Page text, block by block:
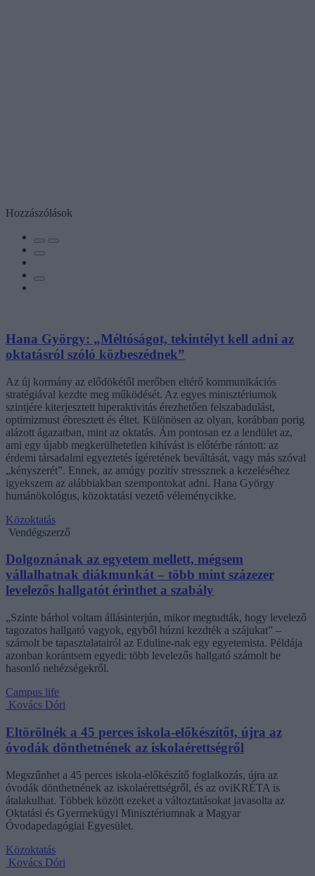
Hozzászólások
Hana György: „Méltóságot, tekintélyt kell adni az
oktatásról szóló közbeszédnek”
Az új kormány az elődökétől merőben eltérő kommunikációs
stratégiával kezdte meg működését. Az egyes minisztériumok
szintjére kiterjesztett hiperaktivitás érezhetően felszabadulást,
optimizmust ébresztett és éltet. Különösen az olyan, korábban porig
alázott ágazatban, mint az oktatás. Ám pontosan ez a lendület az,
ami egy újabb megkerülhetetlen kihívást is előtérbe rántott: az
érdemi társadalmi egyeztetés ígéretének beváltását, vagy más szóval
„kényszerét”. Ennek, az amúgy pozitív stressznek a kezeléséhez
igyekszem az alábbiakban szempontokat adni. Hana György
humánökológus, közoktatási vezető véleménycikke.
Közoktatás
Vendégszerző
Dolgoznának az egyetem mellett, mégsem
vállalhatnak diákmunkát – több mint százezer
levelezős hallgatót érinthet a szabály
„Szinte bárhol voltam állásinterjún, mikor megtudták, hogy levelező
tagozatos hallgató vagyok, egyből húzni kezdték a szájukat” –
számolt be tapasztalatairól az Eduline-nak egy egyetemista. Példája
azonban korántsem egyedi: több levelezős hallgató számolt be
hasonló nehézségekről.
Campus life
Kovács Dóri
Eltörölnék a 45 perces iskola-előkészítőt, újra az
óvodák dönthetnének az iskolaérettségről
Megszűnhet a 45 perces iskola-előkészítő foglalkozás, újra az
óvodák dönthetnének az iskolaérettségről, és az oviKRÉTA is
átalakulhat. Többek között ezeket a változtatásokat javasolta az
Oktatási és Gyermekügyi Minisztériumnak a Magyar
Óvodapedagógiai Egyesület.
Közoktatás
Kovács Dóri